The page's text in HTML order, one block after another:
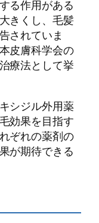
る作用がある
きくし、毛髪
されていま
皮膚科学会の
療法として挙
シジル外用薬
効果を目指す
ぞれの薬剤の
が期待できる